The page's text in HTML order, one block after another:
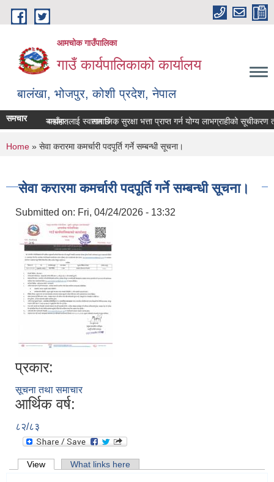
Skip to main content
आमचोक गाउँपालिका
गाउँ कार्यपालिकाको कार्यालय
बालंखा, भोजपुर, कोशी प्रदेश, नेपाल
मा यहाँहरुलाई स्वागत छ ।
समचार
पेश गर्ने सम्बन्धमा। सामाजिक सुरक्षा भत्ता प्राप्‍त गर्न योग्य लाभग्राहीको सूचीकरण
You are here
Home » सेवा करारमा कमर्चारी पदपूर्ति गर्ने सम्बन्धी सूचना।
सेवा करारमा कमर्चारी पदपूर्ति गर्ने सम्बन्धी सूचना।
Submitted on: Fri, 04/24/2026 - 13:32
प्रकार:
सूचना तथा समाचार
आर्थिक वर्ष:
८२/८३
Primary tabs
View (active tab)What links here